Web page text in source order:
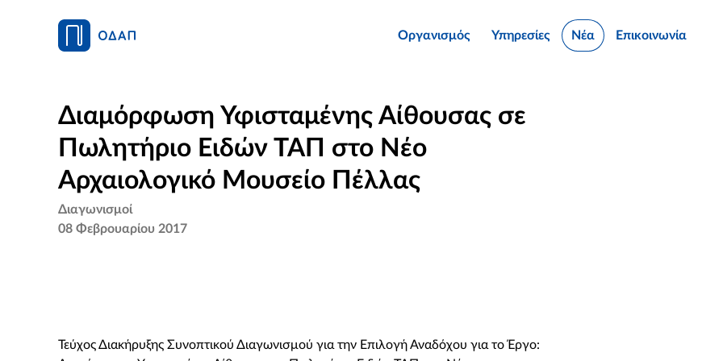
Οργανισμός Υπηρεσίες Νέα Επικοινωνία
Διαμόρφωση Υφισταμένης Αίθουσας σε
Πωλητήριο Ειδών ΤΑΠ στο Νέο
Αρχαιολογικό Μουσείο Πέλλας
Διαγωνισμοί
08 Φεβρουαρίου 2017
Τεύχος Διακήρυξης Συνοπτικού Διαγωνισμού για την Επιλογή Αναδόχου για το Έργο: